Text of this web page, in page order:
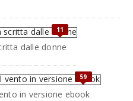
11
dalle donne
59
in versione ebook